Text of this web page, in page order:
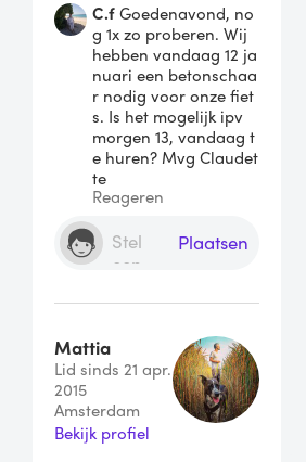
C.f Goedenavond, no
g 1x zo proberen. Wij
hebben vandaag 12 ja
nuari een betonschaa
r nodig voor onze fiet
s. Is het mogelijk ipv
morgen 13, vandaag t
e huren? Mvg Claudet
te
Reageren
Plaatsen
Mattia
Lid sinds 21 apr.
2015
Amsterdam
Bekijk profiel